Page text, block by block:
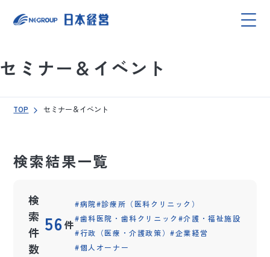
セミナー＆イベント
TOP セミナー＆イベント
検索結果一覧
検
索
件
数
56件
病院
診療所（医科クリニック）
歯科医院・歯科クリニック
介護・福祉施設
行政（医療・介護政策） 企業経営
個人オーナー